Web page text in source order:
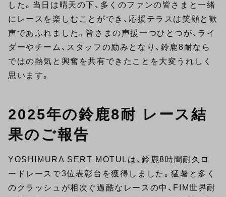
した。当日は晴天の下、多くのファンの皆さまと一緒
にレースを楽しむことができ、応援テラスは笑顔と歓
声であふれました。皆さまの声援一つひとつが、ライ
ダーやチーム、スタッフの励みとなり、鈴鹿8耐なら
ではの熱気と興奮を共有できたことを大変うれしく
思います。
2025年の鈴鹿8耐 レース結
果のご報告
YOSHIMURA SERT MOTULは、鈴鹿8時間耐久ロ
ードレースで3位表彰台を獲得しました。猛暑と多く
のクラッシュが相次ぐ過酷なレースの中、FIM世界耐